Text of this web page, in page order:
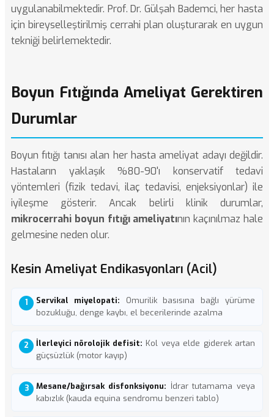
uygulanabilmektedir. Prof. Dr. Gülşah Bademci, her hasta
için bireyselleştirilmiş cerrahi plan oluşturarak en uygun
tekniği belirlemektedir.
Boyun Fıtığında Ameliyat Gerektiren
Durumlar
Boyun fıtığı tanısı alan her hasta ameliyat adayı değildir.
Hastaların yaklaşık %80-90'ı konservatif tedavi
yöntemleri (fizik tedavi, ilaç tedavisi, enjeksiyonlar) ile
iyileşme gösterir. Ancak belirli klinik durumlar,
mikrocerrahi boyun fıtığı ameliyatının kaçınılmaz hale
gelmesine neden olur.
Kesin Ameliyat Endikasyonları (Acil)
Servikal miyelopati: Omurilik basısına bağlı yürüme
bozukluğu, denge kaybı, el becerilerinde azalma
İlerleyici nörolojik defisit: Kol veya elde giderek artan
güçsüzlük (motor kayıp)
Mesane/bağırsak disfonksiyonu: İdrar tutamama veya
kabızlık (kauda equina sendromu benzeri tablo)